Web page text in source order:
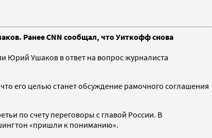
Ранее CNN сообщал, что Уиткофф снова
Юрий Ушаков в ответ на вопрос журналиста
его целью станет обсуждение рамочного соглашения
по счету переговоры с главой России. В
«пришли к пониманию».